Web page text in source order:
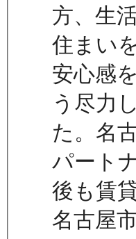
方、生
住まい
安心感
う尽力
た。名
パート
後も賃
名古屋